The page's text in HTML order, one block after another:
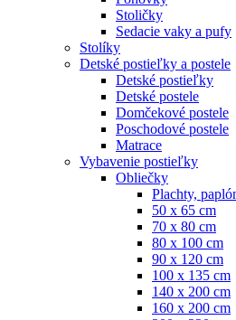
Stoličky
Sedacie vaky a pufy
Stolíky
Detské postieľky a postele
Detské postieľky
Detské postele
Domčekové postele
Poschodové postele
Matrace
Vybavenie postieľky
Obliečky
Plachty,
50 x 65 cm
70 x 80 cm
80 x 100 cm
90 x 120 cm
100 x 135 cm
140 x 200 cm
160 x 200 cm